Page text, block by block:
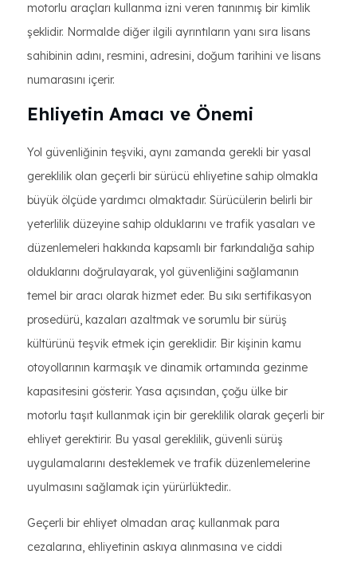
motorlu araçları kullanma izni veren tanınmış bir kimlik
şeklidir. Normalde diğer ilgili ayrıntıların yanı sıra lisans
sahibinin adını, resmini, adresini, doğum tarihini ve lisans
numarasını içerir.
Ehliyetin Amacı ve Önemi
Yol güvenliğinin teşviki, aynı zamanda gerekli bir yasal
gereklilik olan geçerli bir sürücü ehliyetine sahip olmakla
büyük ölçüde yardımcı olmaktadır. Sürücülerin belirli bir
yeterlilik düzeyine sahip olduklarını ve trafik yasaları ve
düzenlemeleri hakkında kapsamlı bir farkındalığa sahip
olduklarını doğrulayarak, yol güvenliğini sağlamanın
temel bir aracı olarak hizmet eder. Bu sıkı sertifikasyon
prosedürü, kazaları azaltmak ve sorumlu bir sürüş
kültürünü teşvik etmek için gereklidir. Bir kişinin kamu
otoyollarının karmaşık ve dinamik ortamında gezinme
kapasitesini gösterir. Yasa açısından, çoğu ülke bir
motorlu taşıt kullanmak için bir gereklilik olarak geçerli bir
ehliyet gerektirir. Bu yasal gereklilik, güvenli sürüş
uygulamalarını desteklemek ve trafik düzenlemelerine
uyulmasını sağlamak için yürürlüktedir..
Geçerli bir ehliyet olmadan araç kullanmak para
cezalarına, ehliyetinin askıya alınmasına ve ciddi